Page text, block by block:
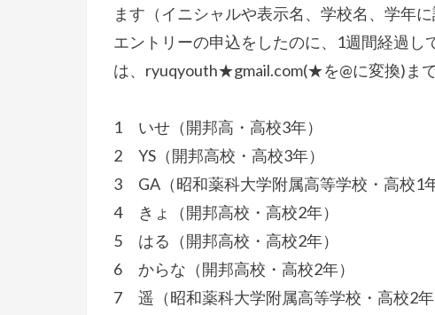
ます（イニシャルや表示名、学校名、学年
エントリーの申込をしたのに、1週間経過
は、ryuqyouth★gmail.com(★を@に変換)まで
1 いせ（開邦高・高校3年）
2 YS（開邦高校・高校3年）
3 GA（昭和薬科大学附属高等学校・高校1年
4 きょ（開邦高校・高校2年）
5 はる（開邦高校・高校2年）
6 からな（開邦高校・高校2年）
7 遥（昭和薬科大学附属高等学校・高校2年